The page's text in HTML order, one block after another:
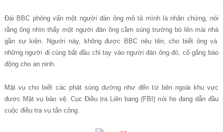
Đài BBC phỏng vấn một ngườiđàn ông môtảmình lànhân chứng, nói
rằng ông nhìn thấy một người đàn ông cầm súng trường bò lên mái nhà
gần sựkiện. Người này, khôngđược BBC nêu tên, cho biết ông và
những người đi cùng bắtđầu chỉtay vào ngườiđàn ôngđó, cốgắng báo
động cho an ninh.
Mật vụ cho biết các phát súng dường như đến từbên ngoài khu vực
được Mật vụ bảo vệ. Cục Điều tra Liên bang (FBI) nói họ đang dẫnđầu
cuộc điều tra vụtấn công.